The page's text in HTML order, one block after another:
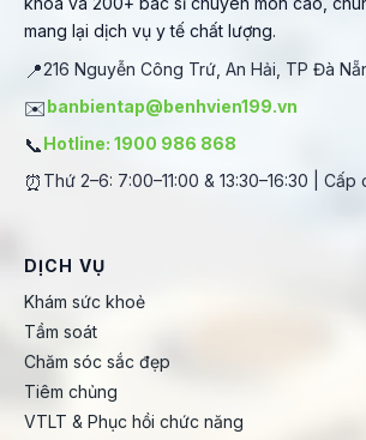
mang lại dịch vụ y tế chất lượng.
📍216 Nguyễn Công Trứ, An Hải, TP Đà
✉️banbientap@benhvien199.vn
📞Hotline: 1900 986 868
⏰ Thứ 2–6: 7:00–11:00 & 13:30–16:30 |
DỊCH VỤ
Khám sức khoẻ
Tầm soát
Chăm sóc sắc đẹp
Tiêm chủng
VTLT & Phục hồi chức năng